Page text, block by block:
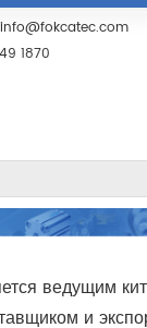
info@fokcatec.com
1870
ведущим
и